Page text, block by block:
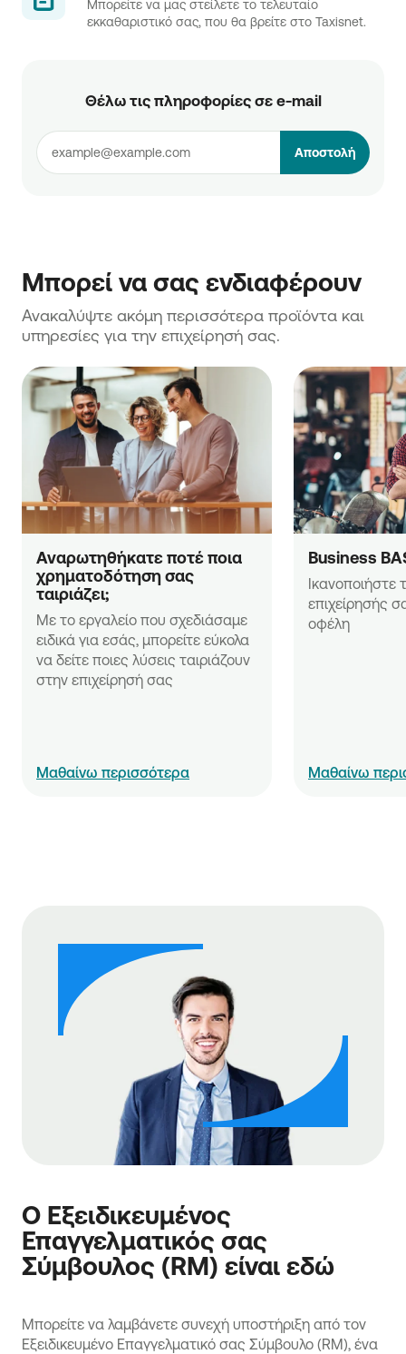
Μπορείτε να μας στείλετε το τελευταίο
εκκαθαριστικό σας, που θα βρείτε στο Taxisnet.
Θέλω τις πληροφορίες σε e-mail
Αποστολή
Μπορεί να σας ενδιαφέρουν
Ανακαλύψτε ακόμη περισσότερα προϊόντα και
υπηρεσίες για την επιχείρησή σας.
Αναρωτηθήκατε ποτέ ποια
χρηματοδότηση σας
ταιριάζει;
Με το εργαλείο που σχεδιάσαμε
ειδικά για εσάς, μπορείτε εύκολα
να δείτε ποιες λύσεις ταιριάζουν
στην επιχείρησή σας
Μαθαίνω περισσότερα
Business
Ικανοποιήστε
επιχείρησής
οφέλη
Μαθαίνω
Ο Εξειδικευμένος
Επαγγελματικός σας
Σύμβουλος (RM) είναι εδώ
Μπορείτε να λαμβάνετε συνεχή υποστήριξη από τον
Εξειδικευμένο Επαγγελματικό σας Σύμβουλο (RM), ένα